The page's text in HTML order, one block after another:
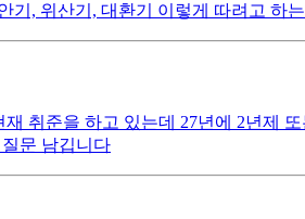
, 위산기, 대환기 이렇게 따려고 하
취준을 하고 있는데 27년에 2년제
문 남깁니다